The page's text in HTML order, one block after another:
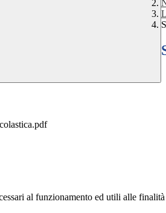
al funzionamento ed utili alle